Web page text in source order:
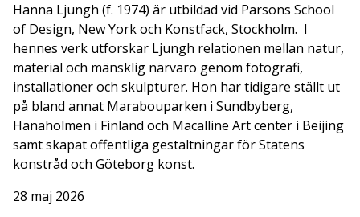
Hanna Ljungh (f. 1974) är utbildad vid Parsons School
of Design, New York och Konstfack, Stockholm. I
hennes verk utforskar Ljungh relationen mellan natur,
material och mänsklig närvaro genom fotografi,
installationer och skulpturer. Hon har tidigare ställt ut
på bland annat Marabouparken i Sundbyberg,
Hanaholmen i Finland och Macalline Art center i Beijing
samt skapat offentliga gestaltningar för Statens
konstråd och Göteborg konst.
28 maj 2026